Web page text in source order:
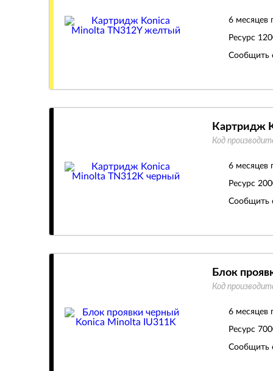
6 месяцев
Ресурс
Сообщить
Картридж
Код
6 месяцев
Ресурс
Сообщить
Блок
Код
6 месяцев
Ресурс
Сообщить